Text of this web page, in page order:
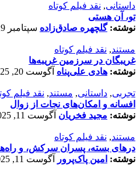
داستانی, نقد فیلم کوتاه
تو، آن هستی
نوشته:گلچهره صادق‌زاده سپتامبر 9, 2025
مستند, نقد فیلم کوتاه
غریبگان در سرزمین غریبه‌ها
نوشته: هادی علی‌پناه آگوست 20, 2025
تجربی, داستانی, مستند, نقد فیلم
افسانه‌ و امکان‌های نجات از زوال
نوشته: مجید فخریان آگوست 11, 2025
مستند, نقد فیلم کوتاه
درهای بسته، پسران سرکش، و
نوشته: امین پاک‌پرور آگوست 11, 2025